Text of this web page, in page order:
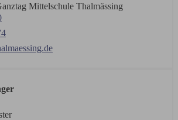
Mittelschule Thalmässing